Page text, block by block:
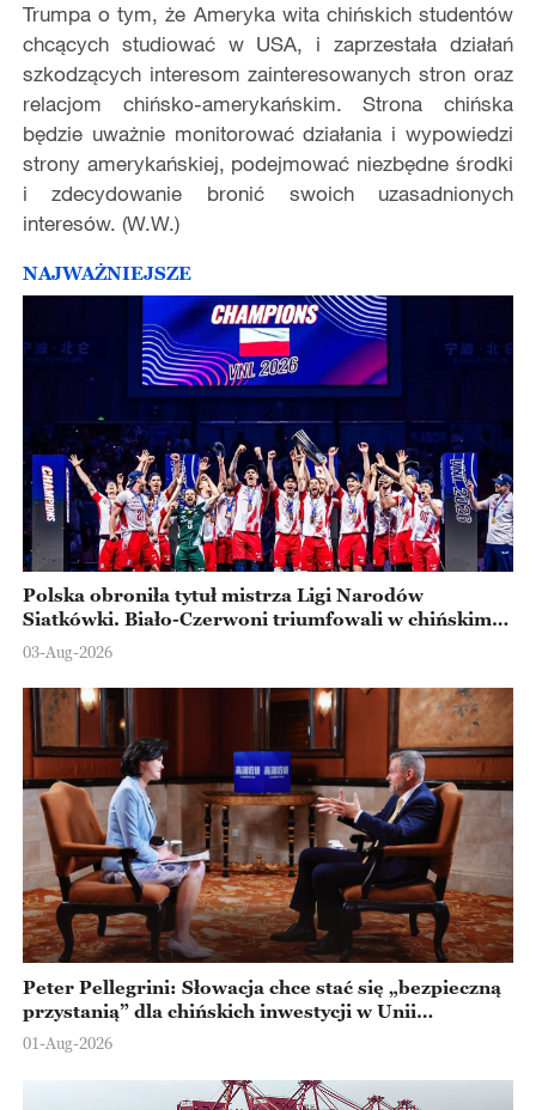
Trumpa o tym, że Ameryka wita chińskich studentów
chcących studiować w USA, i zaprzestała działań
szkodzących interesom zainteresowanych stron oraz
relacjom chińsko-amerykańskim. Strona chińska
będzie uważnie monitorować działania i wypowiedzi
strony amerykańskiej, podejmować niezbędne środki
i zdecydowanie bronić swoich uzasadnionych
interesów. (W.W.)
NAJWAŻNIEJSZE
Polska obroniła tytuł mistrza Ligi Narodów
Siatkówki. Biało-Czerwoni triumfowali w chińskim
Ningbo
03-Aug-2026
Peter Pellegrini: Słowacja chce stać się „bezpieczną
przystanią” dla chińskich inwestycji w Unii
Europejskiej
01-Aug-2026